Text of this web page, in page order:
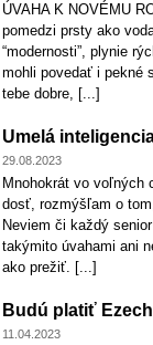
ÚVAHA K NOVÉMU
pomedzi prsty ako
“modernosti”, plynie
mohli povedať i pekné
tebe dobre, [...]
Umelá
29.08.2023
Mnohokrát vo voľných
dosť, rozmýšľam o
Neviem či každý
takýmito úvahami ani
ako prežiť. [...]
Budú platiť
11.04.2023